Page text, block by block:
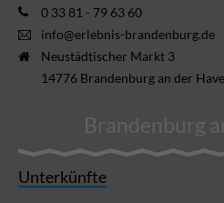
0 33 81 - 79 63 60
info@erlebnis-brandenburg.de
Neustädtischer Markt 3
14776 Brandenburg an der
Brandenburg
Unterkünfte